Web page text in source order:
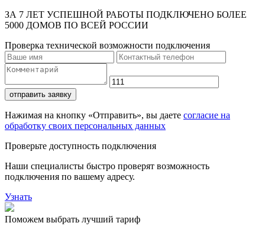
ЗА 7 ЛЕТ УСПЕШНОЙ РАБОТЫ ПОДКЛЮЧЕНО БОЛЕЕ
5000 ДОМОВ ПО ВСЕЙ РОССИИ
Проверка технической возможности подключения
отправить заявку
Нажимая на кнопку «Отправить», вы даете согласие на
обработку своих персональных данных
Проверьте доступность подключения
Наши специалисты быстро проверят возможность
подключения по вашему адресу.
Узнать
Поможем выбрать лучший тариф